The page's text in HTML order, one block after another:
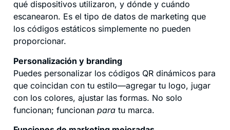
qué dispositivos utilizaron, y dónde y cuándo
escanearon. Es el tipo de datos de marketing que
los códigos estáticos simplemente no pueden
proporcionar.
Personalización y branding
Puedes personalizar los códigos QR dinámicos para
que coincidan con tu estilo—agregar tu logo, jugar
con los colores, ajustar las formas. No solo
funcionan; funcionan para tu marca.